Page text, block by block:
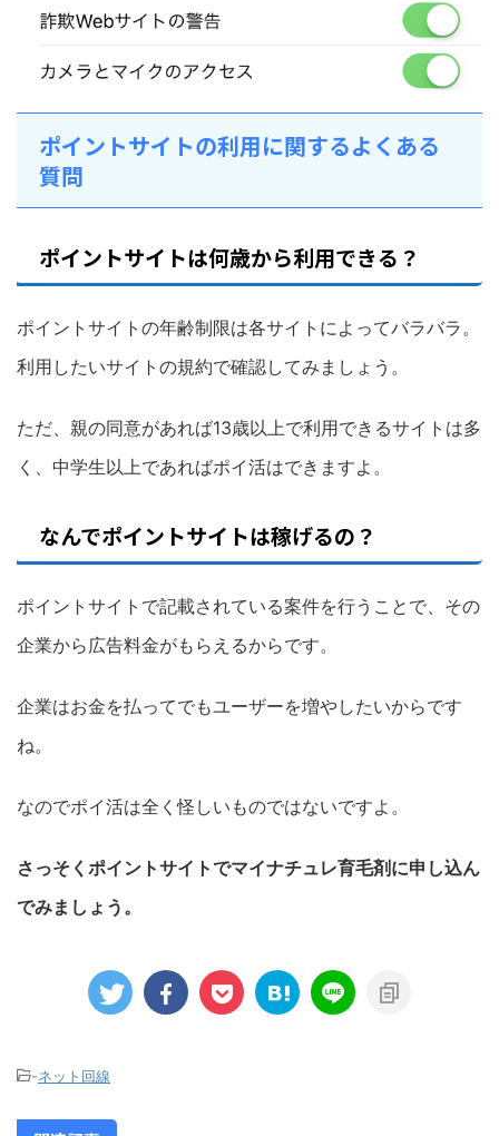
ポイントサイトの利用に関するよくある
質問
ポイントサイトは何歳から利用できる？
ポイントサイトの年齢制限は各サイトによってバラバラ。
利用したいサイトの規約で確認してみましょう。
ただ、親の同意があれば13歳以上で利用できるサイトは多
く、中学生以上であればポイ活はできますよ。
なんでポイントサイトは稼げるの？
ポイントサイトで記載されている案件を行うことで、その
企業から広告料金がもらえるからです。
企業はお金を払ってでもユーザーを増やしたいからです
ね。
なのでポイ活は全く怪しいものではないですよ。
さっそくポイントサイトでマイナチュレ育毛剤に申し込ん
でみましょう。
-ネット回線